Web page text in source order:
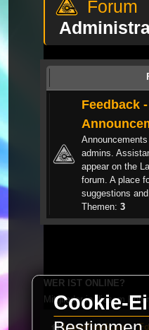
Feedback
admins.
appear on the
forum. A place
suggestions
Themen: 3
WER IST ONLINE?
Mitglieder in diesem
LaserFreak.net
Cookie-